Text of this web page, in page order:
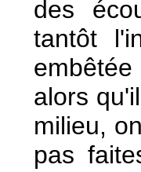
des
tantôt
alors
milieu,
pas